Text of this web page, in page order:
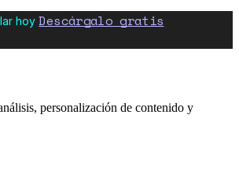
hoy Descárgalo gratis
personalización de contenido y